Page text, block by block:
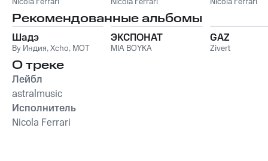
Рекомендованные альбомы
Шадэ
By Индия,Xcho, MOT
ЭКСПОНАТ
MIA BOYKA
GAZ
Zivert
О треке
Лейбл
astralmusic
Исполнитель
Nicola Ferrari